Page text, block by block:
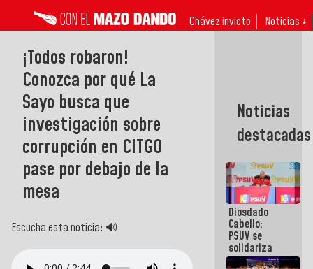
Chávez invicto Noticias ↓
¡Todos robaron!
Conozca por qué La
Sayo busca que
investigación sobre
corrupción en CITGO
pase por debajo de la
mesa
Escucha esta noticia: 🔊
Noticias
destacadas
Diosdado
Cabello:
PSUV se
solidariza
con